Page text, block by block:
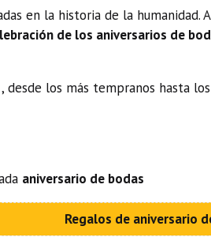
en la historia de la humanidad.
de los aniversarios de
, desde los más tempranos hasta
aniversario de bodas
Regalos de aniversario